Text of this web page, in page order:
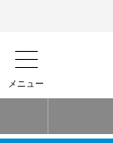
メニュー